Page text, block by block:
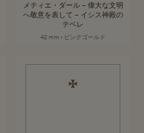
メティエ・ダール – 偉大な文明
へ敬意を表して – イシス神殿の
テベレ
42 mm - ピンクゴールド